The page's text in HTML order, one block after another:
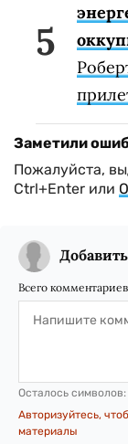
Заметили
Пожалуйста,
Ctrl+Enter или
Всего
Осталось символов:
Авторизуйтесь,
материалы